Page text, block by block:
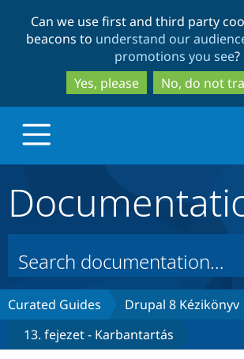
to
main
content
to
search
Can we use first and third party
beacons to understand our
promotions you see?
Yes, please
No, do not
Build with Drupal
Partners & Services
Curated Guides
Drupal 8 Kézikönyv
13. fejezet - Karbantartás